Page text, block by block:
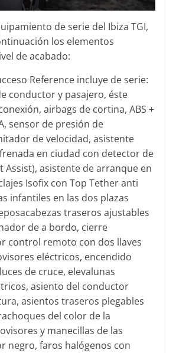
de serie del Ibiza TGI,
los elementos
de acabado:
Reference incluye de serie:
conductor y pasajero, éste
airbags de cortina, ABS +
sensor de presión de
de velocidad, asistente
en ciudad con detector de
Assist), asistente de arranque en
Isofix con Top Tether anti
infantiles en las dos plazas
traseros ajustables
de a bordo, cierre
control remoto con dos llaves
eléctricos, encendido
de cruce, elevalunas
asiento del conductor
asientos traseros plegables
del color de la
y manecillas de las
negro, faros halógenos con